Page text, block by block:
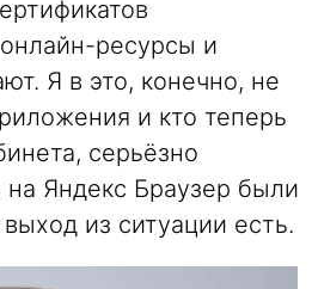
ресурсы и
Я в это, конечно, не
и кто теперь
серьёзно
Яндекс Браузер были
из ситуации есть.